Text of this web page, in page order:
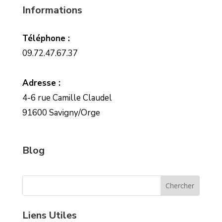
Informations
Téléphone :
09.72.47.67.37
Adresse :
4-6 rue Camille Claudel
91600 Savigny/Orge
Blog
Liens Utiles